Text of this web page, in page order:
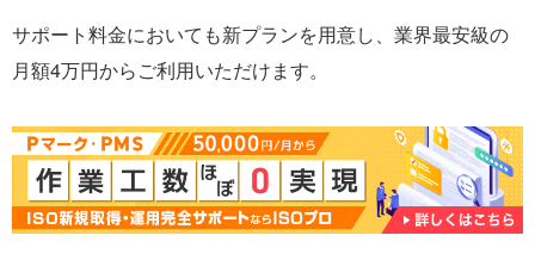
サポート料金においても新プランを用意し、業界最安級の
月額4万円からご利用いただけます。